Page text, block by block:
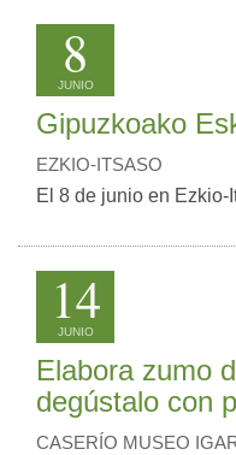
8
JUNIO
Gipuzkoako
EZKIO-ITSASO
El 8 de junio en Ezkio-
14
JUNIO
Elabora zumo
degústalo con
CASERÍO MUSEO